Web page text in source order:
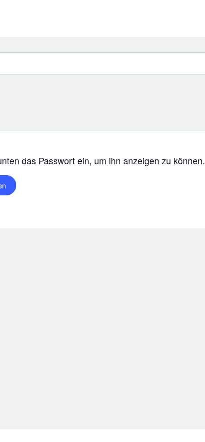
das Passwort ein, um ihn anzeigen zu können.